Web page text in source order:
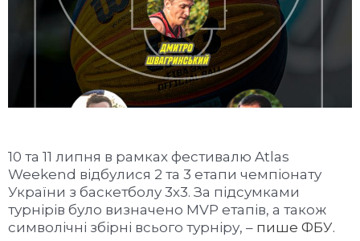
10 та 11 липня в рамках фестивалю Atlas
Weekend відбулися 2 та 3 етапи чемпіонату
України з баскетболу 3х3. За підсумками
турнірів було визначено MVP етапів, а також
символічні збірні всього турніру, – пише ФБУ.